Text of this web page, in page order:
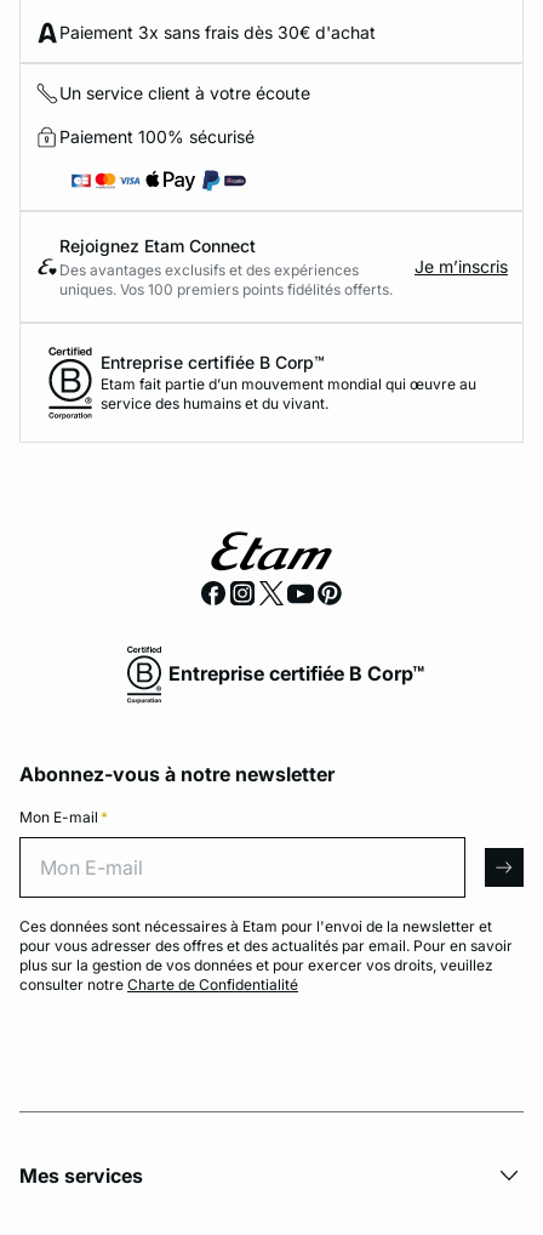
Paiement 3x sans frais dès 30€ d'achat
Un service client à votre écoute
Paiement 100% sécurisé
Rejoignez Etam Connect
Des avantages exclusifs et des expériences
uniques. Vos 100 premiers points fidélités offerts.
Je m’inscris
Entreprise certifiée B Corp™
Etam fait partie d’un mouvement mondial qui œuvre au
service des humains et du vivant.
Entreprise certifiée B Corp™
Abonnez-vous à notre newsletter
Mon E-mail *
Ces données sont nécessaires à Etam pour l'envoi de la newsletter et
pour vous adresser des offres et des actualités par email. Pour en savoir
plus sur la gestion de vos données et pour exercer vos droits, veuillez
consulter notre Charte de Confidentialité
Mes services